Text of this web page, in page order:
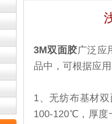
3M双面胶广泛应
品中，可根据应
1、无纺布基材
100-120℃，厚度